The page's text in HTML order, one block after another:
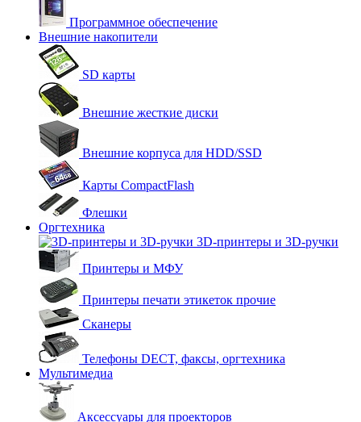
Программное обеспечение
Внешние накопители
SD карты
Внешние жесткие диски
Внешние корпуса для HDD/SSD
Карты CompactFlash
Флешки
Оргтехника
3D-принтеры и 3D-ручки
Принтеры и МФУ
Принтеры печати этикеток прочие
Сканеры
Телефоны DECT, факсы, оргтехника
Мультимедиа
Аксессуары для проекторов